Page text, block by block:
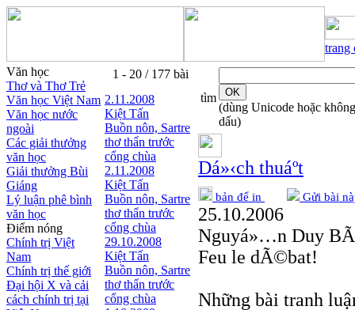
trang
Văn học
Thơ và Thơ Trẻ
Văn học Việt Nam
Văn học nước
ngoài
Các giải thưởng
văn học
Giải thưởng Bùi
Giáng
Lý luận phê bình
văn học
Điểm nóng
Chính trị Việt
Nam
Chính trị thế giới
Đại hội X và cải
cách chính trị tại
1 - 20 / 177 bài
2.11.2008
Kiệt Tấn
Buồn nôn, Sartre
thơ thẩn trước
cổng chùa
2.11.2008
Kiệt Tấn
Buồn nôn, Sartre
thơ thẩn trước
cổng chùa
29.10.2008
Kiệt Tấn
Buồn nôn, Sartre
thơ thẩn trước
cổng chùa
tìm
(dùng Unicode hoặc không
dấu)
Dá»‹ch thuáº­t
bản để in Gửi bài
25.10.2006
Nguyá»…n Duy
Feu le dÃ©bat!
Những bài tranh